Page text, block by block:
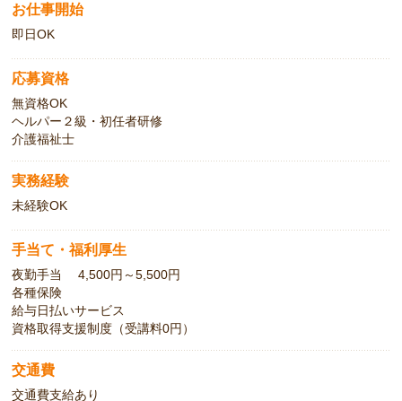
お仕事開始
即日OK
応募資格
無資格OK
ヘルパー２級・初任者研修
介護福祉士
実務経験
未経験OK
手当て・福利厚生
夜勤手当 4,500円～5,500円
各種保険
給与日払いサービス
資格取得支援制度（受講料0円）
交通費
交通費支給あり